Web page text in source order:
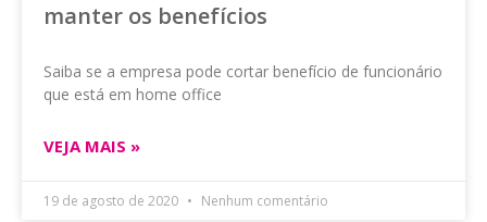
manter os benefícios
Saiba se a empresa pode cortar benefício de funcionário
que está em home office
VEJA MAIS »
19 de agosto de 2020 Nenhum comentário